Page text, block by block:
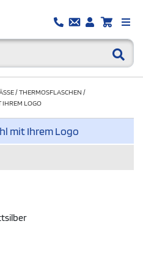
/THERMOSFLASCHEN /
IHREM LOGO
mit Ihrem Logo